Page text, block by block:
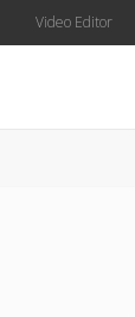
Video Editor